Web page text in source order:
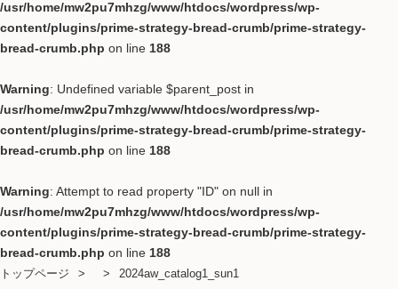
/usr/home/mw2pu7mhzg/www/htdocs/wordpress/wp-
content/plugins/prime-strategy-bread-crumb/prime-strategy-
bread-crumb.php on line 188
Warning: Undefined variable $parent_post in
/usr/home/mw2pu7mhzg/www/htdocs/wordpress/wp-
content/plugins/prime-strategy-bread-crumb/prime-strategy-
bread-crumb.php on line 188
Warning: Attempt to read property "ID" on null in
/usr/home/mw2pu7mhzg/www/htdocs/wordpress/wp-
content/plugins/prime-strategy-bread-crumb/prime-strategy-
bread-crumb.php on line 188
トップページ
2024aw_catalog1_sun1